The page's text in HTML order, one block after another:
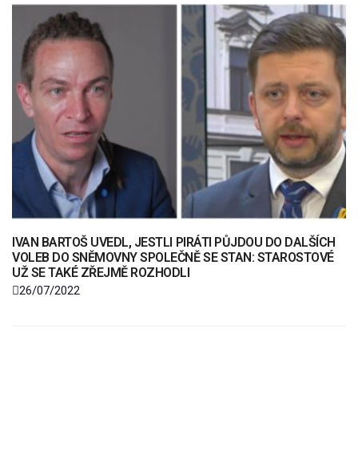
IVAN BARTOŠ UVEDL, JESTLI PIRÁTI PŮJDOU DO DALŠÍCH
VOLEB DO SNĚMOVNY SPOLEČNĚ SE STAN: STAROSTOVÉ
UŽ SE TAKÉ ZŘEJMĚ ROZHODLI
26/07/2022